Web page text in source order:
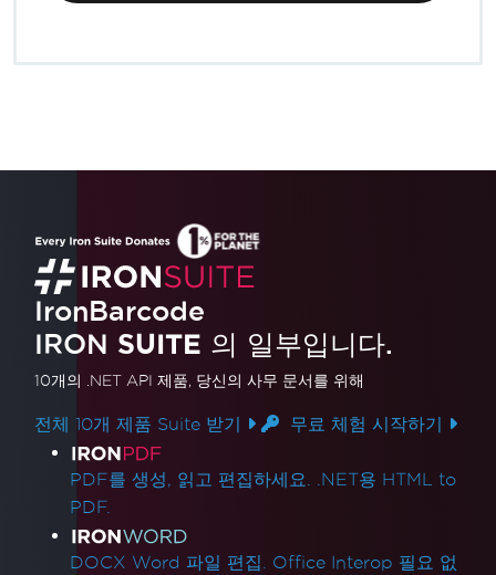
IronBarcode
IRON SUITE 의 일부입니다.
10개의 .NET API 제품, 당신의 사무 문서를 위해
전체 10개 제품 Suite 받기 무료 체험 시작하기
제품 링크
PDF를 생성, 읽고 편집하세요. .NET용 HTML to
PDF.
DOCX Word 파일 편집. Office Interop 필요 없